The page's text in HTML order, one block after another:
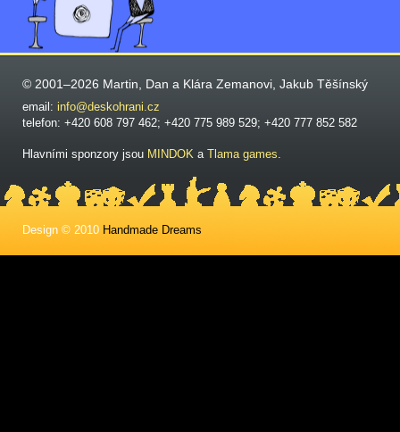
© 2001–2026 Martin, Dan a Klára Zemanovi, Jakub Těšínský
email: info@deskohrani.cz
telefon: +420 608 797 462; +420 775 989 529; +420 777 852 582
Hlavními sponzory jsou MINDOK a Tlama games
Design © 2010 Handmade Dreams